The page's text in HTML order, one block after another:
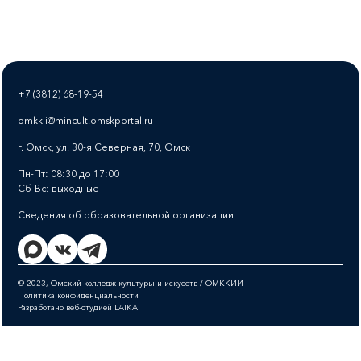
+7 (3812) 68-19-54
omkkii@mincult.omskportal.ru
г. Омск, ул. 30-я Северная, 70, Омск
Пн-Пт: 08:30 до 17:00
Сб-Вс: выходные
Сведения об образовательной организации
© 2023, Омский колледж культуры и искусств / ОМККИИ
Политика конфиденциальности
Разработано веб-студией LAIKA